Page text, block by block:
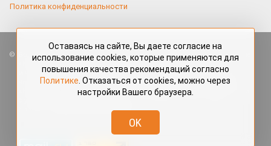
Политика конфиденциальности
Все права защищены. Любые материалы, размещённые на портале
«Красраб.ру» сотрудниками редакции, нештатными авторами
и читателями, являются объектами авторского права. Полное или
частичное использование материалов, размещённых на портале
«Красраб.ру», допускается только с письменного согласия редакции
redaktor@krasrab.krsn.ru.
Оставаясь на сайте, Вы даете согласие на
использование cookies, которые применяются для
повышения качества рекомендаций согласно
Политике . Отказаться от cookies, можно через
настройки Вашего браузера.
OK